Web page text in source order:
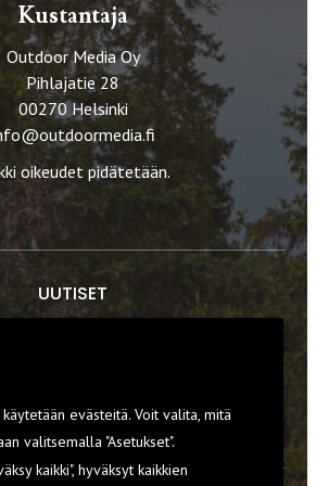
Kustantaja
Outdoor Media Oy
Pihlajatie 28
00270 Helsinki
oikeudet pidätetään.
UUTISET
VARUSTEET
evästeitä. Voit valita, mitä
valitsemalla "Asetukset".
kaikki", hyväksyt kaikkien